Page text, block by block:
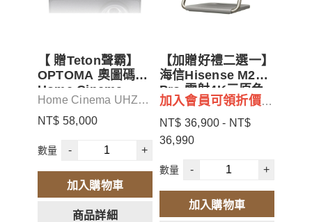
【 贈Teton聲霸】
OPTOMA 奧圖碼
Home Cinema
UHZ58 4K UHD 雙
雷射投影機 3,000
Home Cinema UHZ58
4K UHD 雙雷射投影機
加入會員再領券折價
NT$ 58,000
數量 - +
加入購物車
商品詳細
【加贈好禮二選一】
海信Hisense M2
Pro 雷射4K三原色
RGB 智慧投影機 公
司貨保固3年
加入會員可領折價券
$500
NT$ 36,900 - NT$
36,990
數量 - +
加入購物車